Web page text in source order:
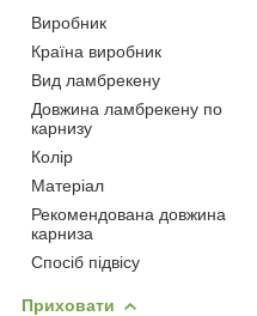
Виробник
Країна виробник
Вид ламбрекену
Довжина ламбрекену по
карнизу
Колір
Матеріал
Рекомендована довжина
карниза
Спосіб підвісу
Приховати